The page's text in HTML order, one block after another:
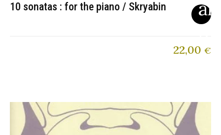
10 sonatas : for the piano / Skryabin
22,00 €